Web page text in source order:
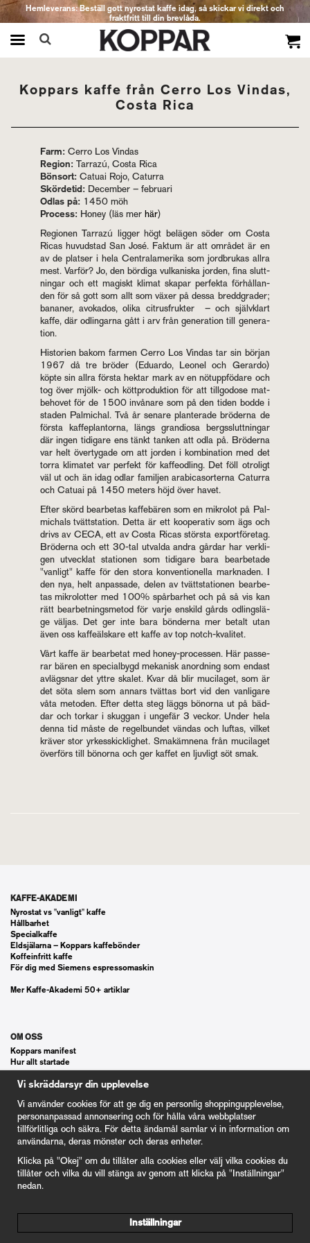
Hemleverans: Beställ gott nyrostat kaffe idag, så skickar vi direkt och
fraktfritt till din brevlåda.
Kop­pars kaffe från Cerro Los Vin­das,
Costa Rica
Farm: Cerro Los Vin­das
Re­gi­on: Tar­razú, Costa Rica
Bönsort: Ca­tu­ai Rojo, Ca­tur­ra
Skör­de­tid: De­cem­ber – feb­ru­a­ri
Odlas på: 1450 möh
Pro­cess: Honey (läs mer här)
Re­gi­o­nen Tar­razú lig­ger högt be­lä­gen söder om Costa
Ricas hu­vud­stad San José. Fak­tum är att om­rå­det är en
av de plat­ser i hela Cen­tra­la­me­ri­ka som jord­bru­kas allra
mest. Var­för? Jo, den bör­di­ga vul­ka­nis­ka jor­den, fina slutt­
ning­ar och ett ma­giskt kli­mat ska­par per­fek­ta för­hål­lan­
den för så gott som allt som växer på dessa bredd­gra­der;
ba­na­ner, avo­ka­dos, olika ci­trus­fruk­ter – och själv­klart
kaffe, där od­ling­ar­na gått i arv från ge­ne­ra­tion till ge­ne­ra­
tion.
Histo­ri­en bakom far­men Cerro Los Vin­das tar sin bör­jan
1967 då tre brö­der (Edu­ar­do, Le­o­nel och Ge­rar­do)
köpte sin allra förs­ta hek­tar mark av en nötupp­fö­da­re och
tog över mjölk- och kött­pro­duk­tion för att till­go­do­se mat­
be­ho­vet för de 1500 in­vå­na­re som på den tiden bodde i
sta­den Pal­mi­chal. Två år se­na­re plan­te­ra­de brö­der­na de
förs­ta kaf­fe­plan­tor­na, längs gran­di­o­sa bergs­slutt­ning­ar
där ingen ti­di­ga­re ens tänkt tan­ken att odla på. Brö­der­na
var helt över­ty­ga­de om att jor­den i kom­bi­na­tion med det
torra kli­ma­tet var per­fekt för kaf­fe­od­ling. Det föll otro­ligt
väl ut och än idag odlar fa­mil­jen ara­bi­ca­sor­ter­na Ca­tur­ra
och Ca­tu­ai på 1450 me­ters höjd över havet.
Efter skörd be­ar­be­tas kaf­fe­bä­ren som en mikro­lot på Pal­
mi­chals tvättsta­tion. Detta är ett koo­pe­ra­tiv som ägs och
drivs av CECA, ett av Costa Ricas störs­ta ex­port­fö­re­tag.
Brö­der­na och ett 30-tal ut­val­da andra går­dar har verk­li­
gen ut­veck­lat sta­tio­nen som ti­di­ga­re bara be­ar­be­ta­de
"van­ligt" kaffe för den stora kon­ven­tio­nel­la mark­na­den. I
den nya, helt an­pas­sa­de, delen av tvättsta­tio­nen be­ar­be­
tas mikro­lot­ter med 100% spår­bar­het och på så vis kan
rätt be­ar­bet­nings­me­tod för varje en­skild gårds od­lings­lä­
ge väl­jas. Det ger inte bara bön­der­na mer be­talt utan
även oss kaf­feäls­ka­re ett kaffe av top notch-kva­li­tet.
Vårt kaffe är be­ar­be­tat med ho­ney-pro­ces­sen. Här pas­se­
rar bären en spe­ci­al­bygd me­ka­nisk an­ord­ning som en­dast
av­lägs­nar det yttre ska­let. Kvar då blir mu­ci­la­get, som är
det söta slem som an­nars tvät­tas bort vid den van­li­ga­re
våta me­to­den. Efter detta steg läggs bö­nor­na ut på bäd­
dar och tor­kar i skug­gan i un­ge­fär 3 vec­kor. Under hela
denna tid måste de re­gel­bun­det vän­das och luf­tas, vil­ket
krä­ver stor yr­kes­skick­lig­het. Smakäm­ne­na från mu­ci­la­get
över­förs till bö­nor­na och ger kaf­fet en ljuv­ligt söt smak.
KAFFE-AKADEMI
Nyrostat vs "vanligt" kaffe
Hållbarhet
Specialkaffe
Eldsjälarna – Koppars kaffebönder
Koffeinfritt kaffe
För dig med Siemens espressomaskin
Mer Kaffe-Akademi 50+ artiklar
OM OSS
Koppars manifest
Hur allt startade
Våra gästspel
Kontakt
Cookie Inställningar
Våra Gåvokort
Våra villkor
100% nöjd kund garanti
nyrostat@kafferosterietkoppar.se
Vi skräddarsyr din upplevelse
Vi använder cookies för att ge dig en personlig shoppingupplevelse,
personanpassad annonsering och för hålla våra webbplatser
tillförlitliga och säkra. För detta ändamål samlar vi in information om
användarna, deras mönster och deras enheter.
Klicka på "Okej" om du tillåter alla cookies eller välj vilka cookies du
tillåter och vilka du vill stänga av genom att klicka på "Inställningar"
nedan.
Inställningar